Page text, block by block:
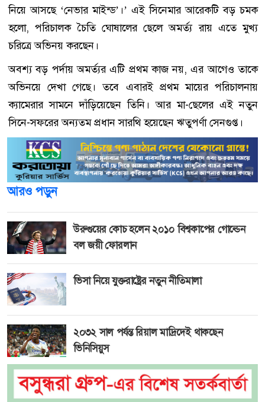
নিয়ে আসছে ‘নেভার মাইন্ড’।’ এই সিনেমার আরেকটি বড় চমক
হলো, পরিচালক চৈতি ঘোষালের ছেলে অমর্ত্য রায় এতে মুখ্য
চরিত্রে অভিনয় করছেন।
অবশ্য বড় পর্দায় অমর্ত্যর এটি প্রথম কাজ নয়, এর আগেও তাকে
অভিনয়ে দেখা গেছে। তবে এবারই প্রথম মায়ের পরিচালনায়
ক্যামেরার সামনে দাঁড়িয়েছেন তিনি। আর মা-ছেলের এই নতুন
সিনে-সফরের অন্যতম প্রধান সারথি হয়েছেন ঋতুপর্ণা সেনগুপ্ত।
আরও পড়ুন
উরুগুয়ের কোচ হলেন ২০১০ বিশ্বকাপের গোল্ডেন
বল জয়ী ফোরলান
ভিসা নিয়ে যুক্তরাষ্ট্রের নতুন নীতিমালা
২০৩২ সাল পর্যন্ত রিয়াল মাদ্রিদেই থাকছেন
ভিনিসিয়ুস